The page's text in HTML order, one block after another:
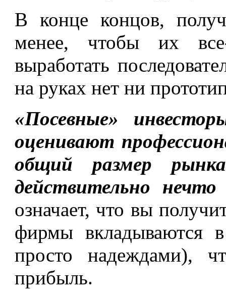
В конце концов,
менее, чтобы их
выработать
на руках нет ни
«Посевные»
оценивают
общий размер
действительно
означает, что вы
фирмы вкладываются
просто надеждами),
прибыль.